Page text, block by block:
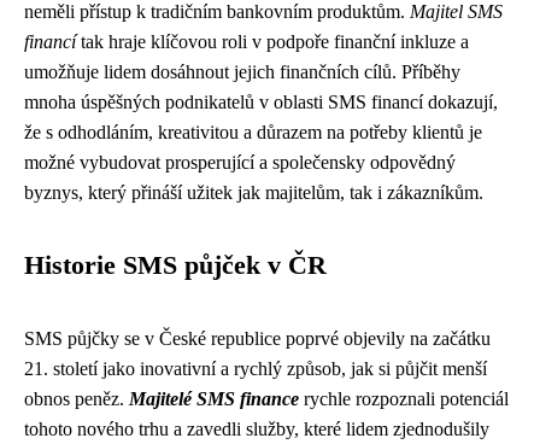
neměli přístup k tradičním bankovním produktům. Majitel SMS
financítak hraje klíčovou roli v podpoře finanční inkluze a
umožňuje lidem dosáhnout jejich finančních cílů. Příběhy
mnoha úspěšných podnikatelů v oblasti SMS financí dokazují,
že s odhodláním, kreativitou a důrazem na potřeby klientů je
možné vybudovat prosperující a společensky odpovědný
byznys, který přináší užitek jak majitelům, tak i zákazníkům.
Historie SMS půjček v ČR
SMS půjčky se v České republice poprvé objevily na začátku
21. století jako inovativní a rychlý způsob, jak si půjčit menší
obnos peněz. Majitelé SMS finance rychle rozpoznali potenciál
tohoto nového trhu a zavedli služby, které lidem zjednodušily